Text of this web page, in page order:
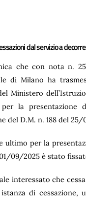
dal servizio a
che con nota n.
di Milano ha
Ministero
la presentazione
del D.M. n. 188 del 25/
ultimo per la
09/2025 è stato
interessato che
di cessazione,